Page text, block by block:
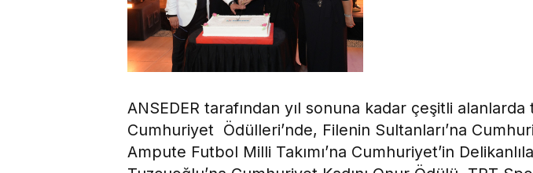
ANSEDER tarafından yıl sonuna kadar çeşitli
Cumhuriyet Ödülleri’nde, Filenin Sultanları’na
Ampute Futbol Milli Takımı’na Cumhuriyet’in